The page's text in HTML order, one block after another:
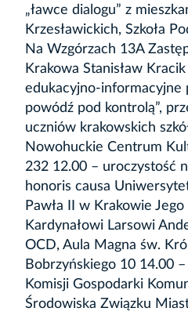
„ławce dialogu” z
Krzesławickich, Szkoła
Na Wzgórzach 13A
Krakowa Stanisław
edukacyjno-informacyjne
powódź pod kontrolą”,
uczniów krakowskich
Nowohuckie Centrum
232 12.00 – uroczystość
honoris causa
Pawła II w Krakowie
Kardynałowi Larsowi
OCD, Aula Magna św.
Bobrzyńskiego 10 14.00
Komisji Gospodarki
Środowiska Związku